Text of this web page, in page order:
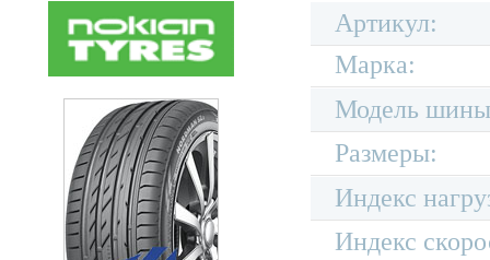
Артикул:
Марка:
Модель
Размеры:
Индекс
Индекс